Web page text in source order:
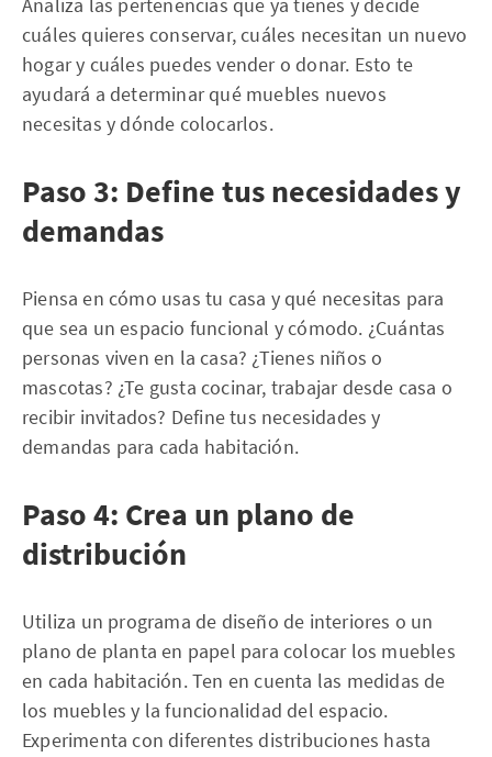
cuáles quieres conservar, cuáles necesitan un nuevo
hogar y cuáles puedes vender o donar. Esto te
ayudará a determinar qué muebles nuevos
necesitas y dónde colocarlos.
Paso 3: Define tus necesidades y
demandas
Piensa en cómo usas tu casa y qué necesitas para
que sea un espacio funcional y cómodo. ¿Cuántas
personas viven en la casa? ¿Tienes niños o
mascotas? ¿Te gusta cocinar, trabajar desde casa o
recibir invitados? Define tus necesidades y
demandas para cada habitación.
Paso 4: Crea un plano de
distribución
Utiliza un programa de diseño de interiores o un
plano de planta en papel para colocar los muebles
en cada habitación. Ten en cuenta las medidas de
los muebles y la funcionalidad del espacio.
Experimenta con diferentes distribuciones hasta